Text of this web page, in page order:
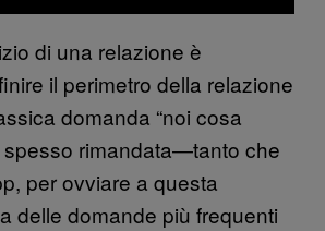
di una relazione è
il perimetro della relazione
domanda “noi cosa
spesso rimandata—tanto che
per ovviare a questa
delle domande più frequenti